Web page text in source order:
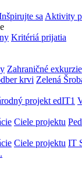
sa Aktivity
Kritériá prijatia
Zahraničné exkurzie
krvi Zelená
projekt edIT1
Ciele projektu
Ciele projektu IT